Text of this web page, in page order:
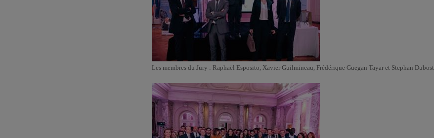
Les membres du Jury : Raphaël Esposito, Xavier Guilmineau, Frédérique Guegan Tayar et Stephan Dubost